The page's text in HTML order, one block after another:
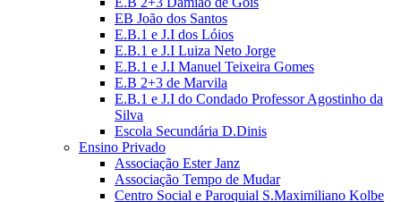
EB João dos Santos
E.B.1 e J.I dos Lóios
E.B.1 e J.I Luiza Neto Jorge
E.B.1 e J.I Manuel Teixeira Gomes
E.B 2+3 de Marvila
E.B.1 e J.I do Condado Professor Agostinho da
Silva
Escola Secundária D.Dinis
Ensino Privado
Associação Ester Janz
Associação Tempo de Mudar
Centro Social e Paroquial S.Maximiliano Kolbe